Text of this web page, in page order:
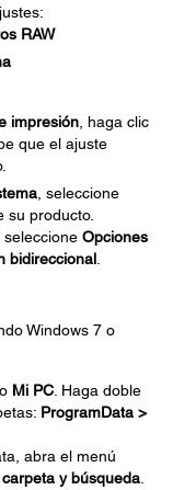
RAW
impresión , haga clic
que el ajuste
, seleccione
su producto.
, seleccione Opciones
bidireccional
Windows 7 o
o Mi PC . Haga doble
ProgramData >
abra el menú
y búsqueda